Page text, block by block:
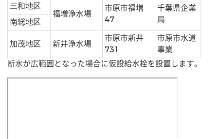
三和地区
福増浄水場
市原市福増
47
千葉県企業
局
南総地区
加茂地区 新井浄水場
市原市新井
731
市原市水道
事業
断水が広範囲となった場合に仮設給水栓を設置します。